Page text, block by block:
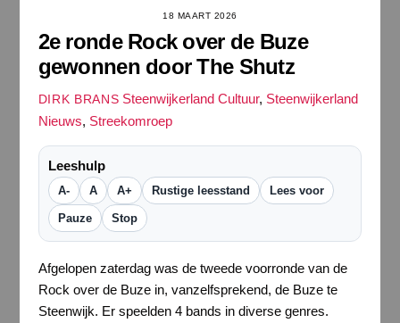
18 MAART 2026
2e ronde Rock over de Buze
gewonnen door The Shutz
DIRK BRANS Steenwijkerland Cultuur, Steenwijkerland
Nieuws, Streekomroep
Leeshulp
A- A A+ Rustige leesstand Lees voor
Pauze Stop
Afgelopen zaterdag was de tweede voorronde van de
Rock over de Buze in, vanzelfsprekend, de Buze te
Steenwijk. Er speelden 4 bands in diverse genres.